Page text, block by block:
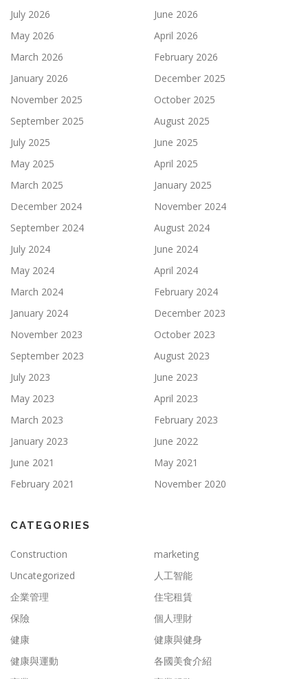
July 2026
June 2026
May 2026
April 2026
March 2026
February 2026
January 2026
December 2025
November 2025
October 2025
September 2025
August 2025
July 2025
June 2025
May 2025
April 2025
March 2025
January 2025
December 2024
November 2024
September 2024
August 2024
July 2024
June 2024
May 2024
April 2024
March 2024
February 2024
January 2024
December 2023
November 2023
October 2023
September 2023
August 2023
July 2023
June 2023
May 2023
April 2023
March 2023
February 2023
January 2023
June 2022
June 2021
May 2021
February 2021
November 2020
CATEGORIES
Construction
marketing
Uncategorized
人工智能
企業管理
住宅租賃
保險
個人理財
健康
健康與健身
健康與運動
各國美食介紹